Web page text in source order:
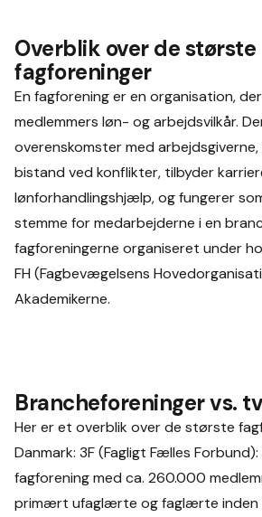
Overblik over de største
fagforeninger
En fagforening er en organisation,
medlemmers løn- og arbejdsvilkår.
overenskomster med arbejdsgiverne,
bistand ved konflikter, tilbyder
lønforhandlingshjælp, og fungerer
stemme for medarbejderne i en
fagforeningerne organiseret under
FH (Fagbevægelsens
Akademikerne.
Brancheforeninger vs.
Her er et overblik over de største
Danmark: 3F (Fagligt Fælles
fagforening med ca. 260.000
primært ufaglærte og faglærte